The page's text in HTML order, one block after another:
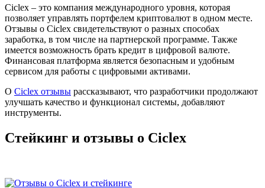
Ciclex – это компания международного уровня, которая
позволяет управлять портфелем криптовалют в одном месте.
Отзывы о Ciclex свидетельствуют о разных способах
заработка, в том числе на партнерской программе. Также
имеется возможность брать кредит в цифровой валюте.
Финансовая платформа является безопасным и удобным
сервисом для работы с цифровыми активами.
О Ciclex отзывы рассказывают, что разработчики продолжают
улучшать качество и функционал системы, добавляют
инструменты.
Стейкинг и отзывы о Ciclex